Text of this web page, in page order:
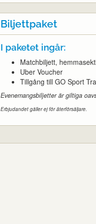
Biljettpaket
I paketet ingår:
Matchbiljett,
Uber Voucher
Tillgång till GO Sport
Evenemangsbiljetter är giltiga
Erbjudandet gäller ej för återförsäljare.